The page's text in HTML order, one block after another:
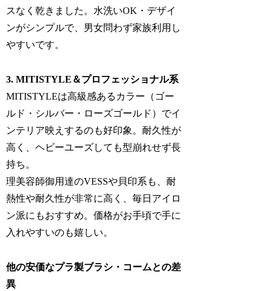
スなく乾きました。水洗いOK・デザイ
ンがシンプルで、男女問わず家族利用し
やすいです。
3. MITISTYLE＆プロフェッショナル系
MITISTYLEは高級感あるカラー（ゴー
ルド・シルバー・ローズゴールド）でイ
ンテリア映えするのも好印象。耐久性が
高く、ヘビーユーズしても型崩れせず長
持ち。
理美容師御用達のVESSや貝印系も、耐
熱性や耐久性が非常に高く、毎日アイロ
ン派にもおすすめ。価格がお手頃で手に
入れやすいのも嬉しい。
他の安価なプラ製ブラシ・コームとの差
異